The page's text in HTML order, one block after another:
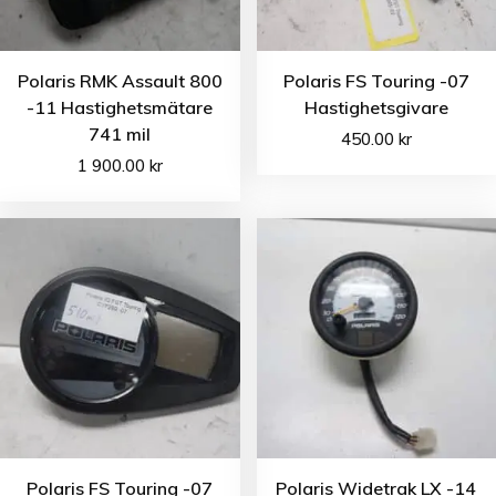
Polaris RMK Assault 800
-11 Hastighetsmätare
741 mil
1 900.00 kr
Polaris FS Touring -07
Hastighetsgivare
450.00 kr
Polaris FS Touring -07
Polaris Widetrak LX -14